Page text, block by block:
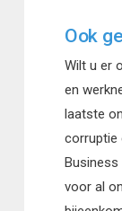
Ook
Wilt u er
en
laatste
corruptie
voor al